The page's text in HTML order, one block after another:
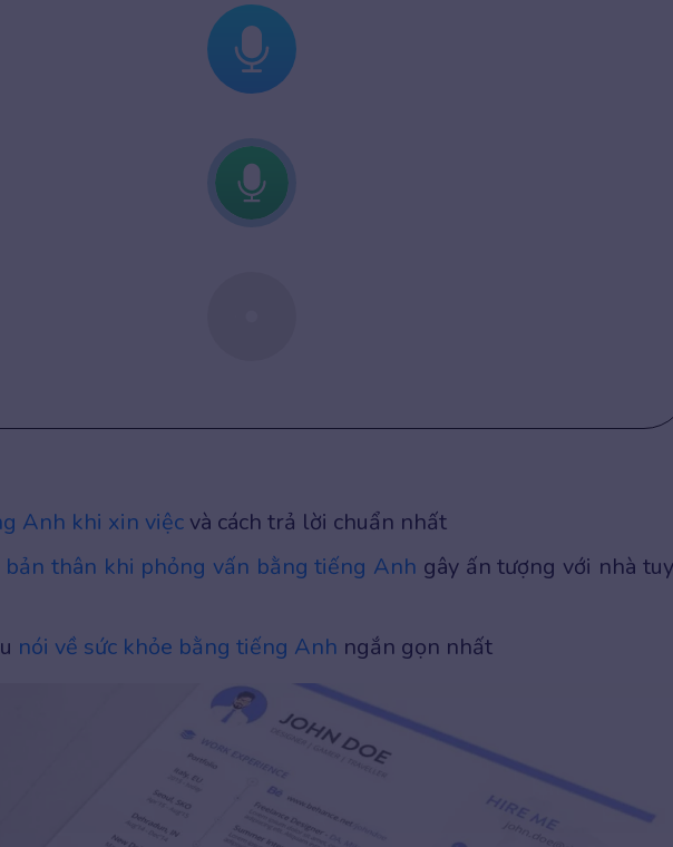
Anh khi xin việc và cách trả lời chuẩn nhất
thân khi phỏng vấn bằng tiếng Anh gây ấn tượng với nhà
nói về sức khỏe bằng tiếng Anh ngắn gọn nhất